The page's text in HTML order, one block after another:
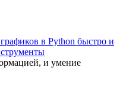
в Python быстро и
и умение